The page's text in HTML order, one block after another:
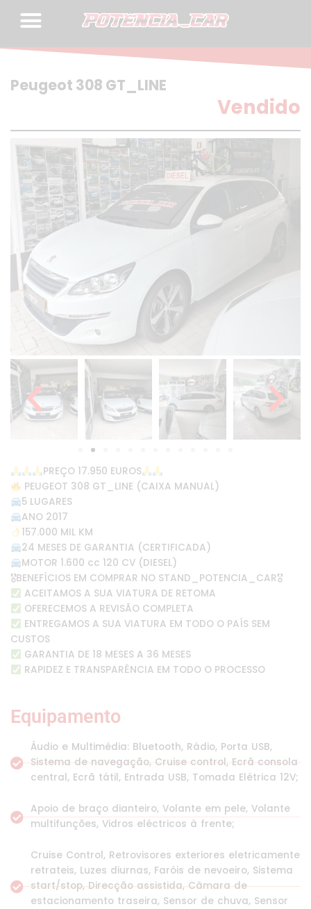
Peugeot 308 GT_LINE
Vendido
PREÇO 17.950 EUROS
PEUGEOT 308 GT_LINE (CAIXA MANUAL)
5 LUGARES
ANO 2017
157.000 MIL KM
24 MESES DE GARANTIA (CERTIFICADA)
MOTOR 1.600 cc 120 CV (DIESEL)
🎖BENEFÍCIOS EM COMPRAR NO STAND_POTENCIA_CAR🎖
ACEITAMOS A SUA VIATURA DE RETOMA
OFERECEMOS A REVISÃO COMPLETA
ENTREGAMOS A SUA VIATURA EM TODO O PAÍS SEM
CUSTOS
GARANTIA DE 18 MESES A 36 MESES
RAPIDEZ E TRANSPARÊNCIA EM TODO O PROCESSO
Equipamento
Áudio e Multimédia: Bluetooth, Rádio, Porta USB,
Sistema de navegação, Cruise control, Ecrã consola
central, Ecrã tátil, Entrada USB, Tomada Elétrica 12V;
Apoio de braço dianteiro, Volante em pele, Volante
multifunções, Vidros eléctricos à frente;
Cruise Control, Retrovisores exteriores eletricamente
retrateis, Luzes diurnas, Faróis de nevoeiro, Sistema
start/stop, Direcção assistida, Câmara de
estacionamento traseira, Sensor de chuva, Sensor